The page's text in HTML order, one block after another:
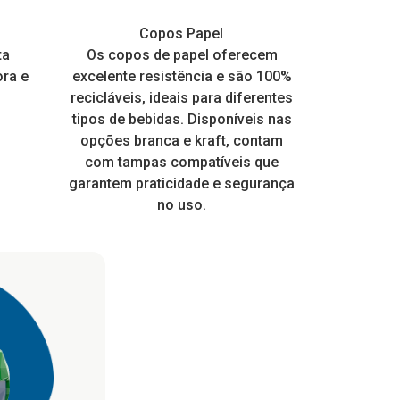
térmico.
Hamburgueiras, marmitas e
frangueira EPS
Personalize para dar um toque
especial nas suas embalagens
EPS.
e
Copos Balada Neon
Perfeito para todo tipo de festa.
Brilha na Luz Negra ou Neon
muito
e
a dia
Copos Papel
Os copos de papel oferecem
excelente resistência e são 100%
recicláveis, ideais para diferentes
tipos de bebidas. Disponíveis nas
opções branca e kraft, contam
com tampas compatíveis que
garantem praticidade e segurança
no uso.